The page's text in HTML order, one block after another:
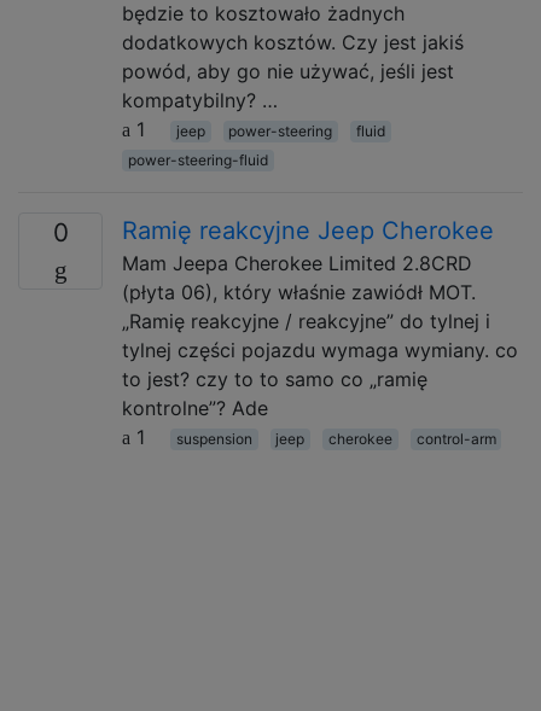
będzie to kosztowało żadnych
dodatkowych kosztów. Czy jest jakiś
powód, aby go nie używać, jeśli jest
kompatybilny? …
1
jeep power-steering
fluid
power-steering-fluid
0 Ramię reakcyjne Jeep Cherokee
Mam Jeepa Cherokee Limited 2.8CRD
(płyta 06), który właśnie zawiódł MOT.
„Ramię reakcyjne / reakcyjne” do tylnej i
tylnej części pojazdu wymaga wymiany. co
to jest? czy to to samo co „ramię
kontrolne”? Ade
1
suspension jeep cherokee control-arm